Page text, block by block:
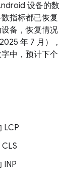
设备的数
指标都已恢复
备，恢复情况
年 7 月），
中，预计下个
LCP
INP